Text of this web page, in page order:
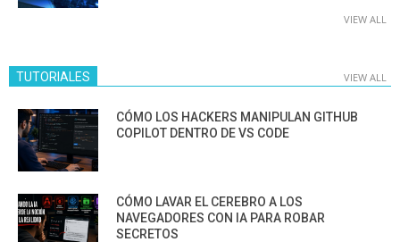
VIEW ALL
TUTORIALES VIEW ALL
CÓMO LOS HACKERS MANIPULAN GITHUB
COPILOT DENTRO DE VS CODE
CÓMO LAVAR EL CEREBRO A LOS
NAVEGADORES CON IA PARA ROBAR
SECRETOS